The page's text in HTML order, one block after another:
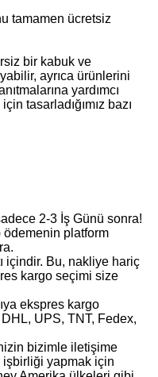
tamamen ücretsiz
bir kabuk ve
ayrıca ürünlerini
yardımcı
tasarladığımız bazı
2-3 İş Günü sonra!
ödemenin platform
içindir. Bu, nakliye hariç
kargo seçimi size
ekspres kargo
UPS, TNT, Fedex,
bizimle iletişime
yapmak için